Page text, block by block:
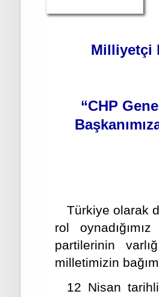
Milliyetçi
“CHP
Türkiye olarak
rol
partilerinin
milletimizin
12 Nisan